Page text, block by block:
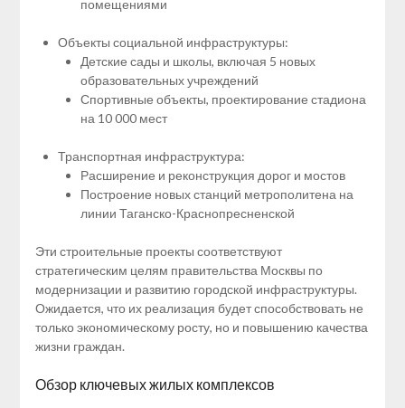
помещениями
Объекты социальной инфраструктуры:
Детские сады и школы, включая 5 новых
образовательных учреждений
Спортивные объекты, проектирование стадиона
на 10 000 мест
Транспортная инфраструктура:
Расширение и реконструкция дорог и мостов
Построение новых станций метрополитена на
линии Таганско-Краснопресненской
Эти строительные проекты соответствуют
стратегическим целям правительства Москвы по
модернизации и развитию городской инфраструктуры.
Ожидается, что их реализация будет способствовать не
только экономическому росту, но и повышению качества
жизни граждан.
Обзор ключевых жилых комплексов